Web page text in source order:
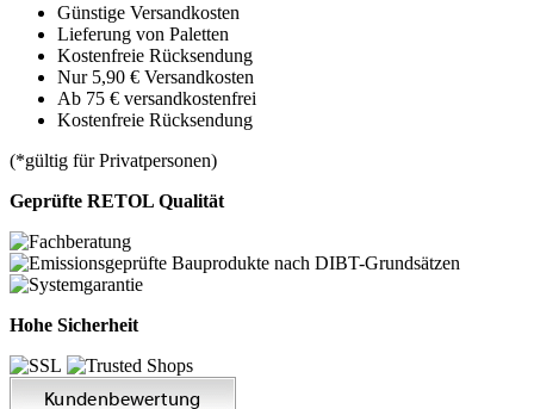
Günstige Versandkosten
Lieferung von Paletten
Kostenfreie Rücksendung
Nur 5,90 € Versandkosten
Ab 75 € versandkostenfrei
Kostenfreie Rücksendung
(*gültig für Privatpersonen)
Geprüfte RETOL Qualität
Hohe Sicherheit